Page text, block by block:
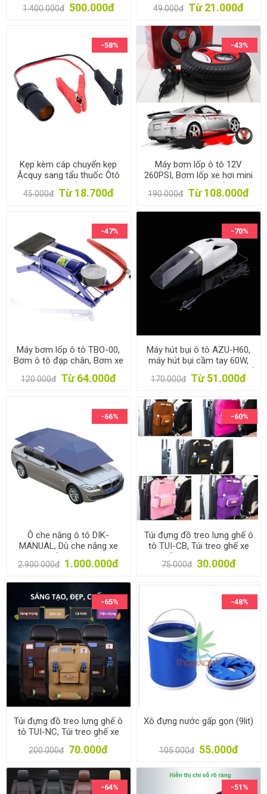
1.400.000đ 500.000đ
tô, xe hơi móc chữ U
49.000đ Từ 21.000đ
-58%
Kẹp kèm cáp chuyển kẹp
Ắcquy sang tẩu thuốc Ôtô
AZU-K40, Kẹp ắc quy sang
tẩu xe hơi dài 40cm
45.000đ Từ 18.700đ
-43%
Máy bơm lốp ô tô 12V
260PSI, Bơm lốp xe hơi mini
TBO-60W, Bơm lốp dự
phòng, Air Compressor
190.000đ Từ 108.000đ
-47%
Máy bơm lốp ô tô TBO-00,
Bơm ô tô đạp chân, Bơm xe
máy, xe đạp, Bơm bóng,
Bơm du lịch
120.000đ Từ 64.000đ
-70%
Máy hút bụi ô tô AZU-H60,
máy hút bụi cầm tay 60W,
Máy hút bụi mini vệ sinh ghế
xe hơi
170.000đ Từ 51.000đ
-66%
Ô che nắng ô tô DIK-
MANUAL, Dù che nắng xe
hơi cao cấp dùng tay đóng
mở Dingku
2.900.000đ 1.000.000đ
-60%
Túi đựng đồ treo lưng ghế ô
tô TUI-CB, Túi treo ghế xe
hơi Vải không dệt, Túi sau
ghế xe đa năng
75.000đ 30.000đ
-65%
Túi đựng đồ treo lưng ghế ô
tô TUI-NC, Túi treo ghế xe
hơi da PU, Túi sau ghế xe đa
năng
200.000đ 70.000đ
-48%
Xô đựng nước gấp gọn (9lit)
105.000đ 55.000đ
-64% -51%